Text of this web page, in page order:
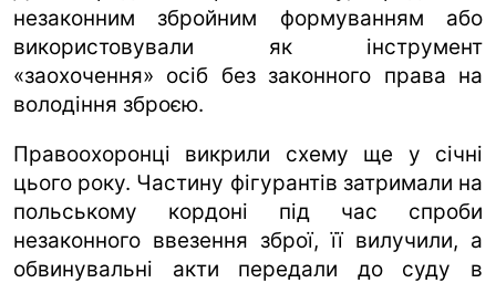
незаконним збройним формуванням або
використовували як інструмент
«заохочення» осіб без законного права на
володіння зброєю.
Правоохоронці викрили схему ще у січні
цього року. Частину фігурантів затримали на
польському кордоні під час спроби
незаконного ввезення зброї, її вилучили, а
обвинувальні акти передали до суду в